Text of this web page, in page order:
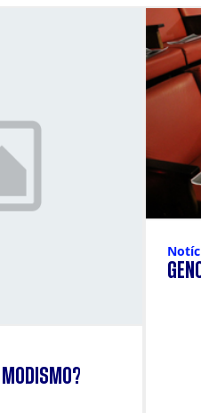
MODISMO?